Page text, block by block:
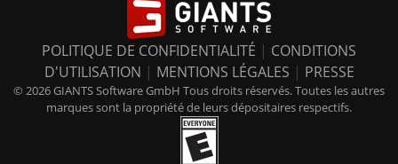
POLITIQUE DE CONFIDENTIALITÉ | CONDITIONS
D'UTILISATION | MENTIONS LÉGALES | PRESSE
© 2026 GIANTS Software GmbH Tous droits réservés. Toutes les autres
marques sont la propriété de leurs dépositaires respectifs.